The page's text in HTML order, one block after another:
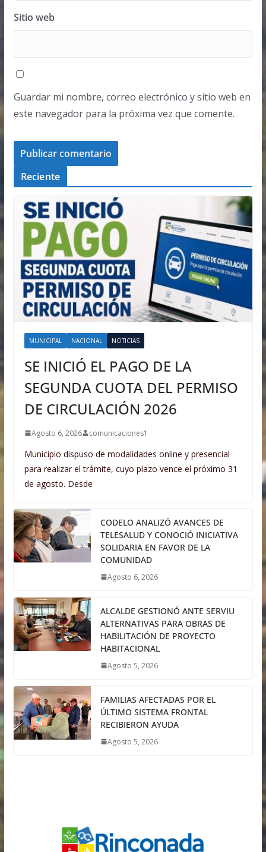
Sitio web
Guardar mi nombre, correo electrónico y sitio web en
este navegador para la próxima vez que comente.
Reciente
MUNICIPAL NACIONAL NOTICIAS
SE INICIÓ EL PAGO DE LA
SEGUNDA CUOTA DEL PERMISO
DE CIRCULACIÓN 2026
Agosto 6, 2026 comunicaciones1
Municipio dispuso de modalidades online y presencial
para realizar el trámite, cuyo plazo vence el próximo 31
de agosto. Desde
CODELO ANALIZÓ AVANCES DE
TELESALUD Y CONOCIÓ INICIATIVA
SOLIDARIA EN FAVOR DE LA
COMUNIDAD
Agosto 6, 2026
ALCALDE GESTIONÓ ANTE SERVIU
ALTERNATIVAS PARA OBRAS DE
HABILITACIÓN DE PROYECTO
HABITACIONAL
Agosto 5, 2026
FAMILIAS AFECTADAS POR EL
ÚLTIMO SISTEMA FRONTAL
RECIBIERON AYUDA
Agosto 5, 2026